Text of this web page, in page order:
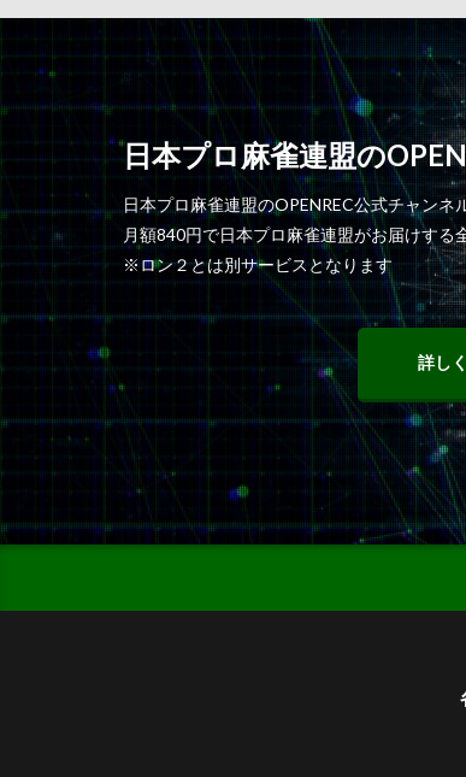
日本プロ麻雀連盟の
日本プロ麻雀連盟のOPENREC公式チャンネ
月額840円で日本プロ麻雀連盟がお届けする
※ロン２とは別サービスとなります
詳し